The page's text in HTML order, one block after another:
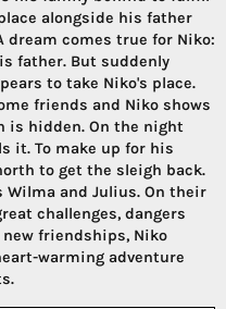
alongside his father
dream comes true for Niko:
father. But suddenly
to take Niko's place.
friends and Niko shows
is hidden. On the night
it. To make up for his
to get the sleigh back.
and Julius. On their
challenges, dangers
new friendships, Niko
warming adventure